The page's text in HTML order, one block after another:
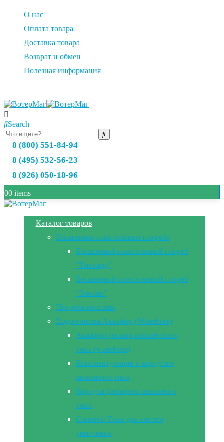
О нас
Оплата товара
Доставка товара
Возврат и обмен
Полезная информация
Search
8 (800) 551-84-94
8 (495) 532-56-23
8 (926) 050-18-96
00 items
Каталог товаров
Бесшовные пластиковые погреба
Бесшовный пластиковый погреб
“Тингард”
Бесшовный пластиковый погреб
“Земляк”
Погреба-кессоны
Водоочистка Аквафор (Waterboss)
Аквафор фильтр кабинетного
типа (waterboss)
Комплектующие к корпусам
засыпного типа
Корпуса фильтров засыпного
типа
Солевой Танк для систем
умягчения